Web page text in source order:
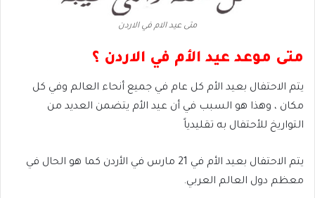
متى عيد الام في الاردن
متى موعد عيد الأم في الاردن ؟
يتم الاحتفال بعيد الأم كل عام في جميع أنحاء العالم وفي كل
مكان ، وهذا هو السبب في أن عيد الأم يتضمن العديد من
التواريخ للأحتفال به تقليدياً
يتم الاحتفال بعيد الأم في 21 مارس في الأردن كما هو الحال في
معظم دول العالم العربي.